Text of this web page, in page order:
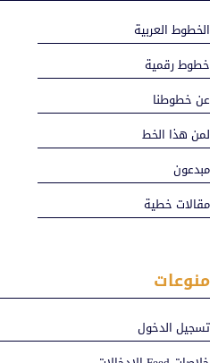
الخطوط العربية
خطوط رقمية
عن خطوطنا
لمن هذا الخط
مبدعون
مقالات خطية
منوعات
تسجيل الدخول